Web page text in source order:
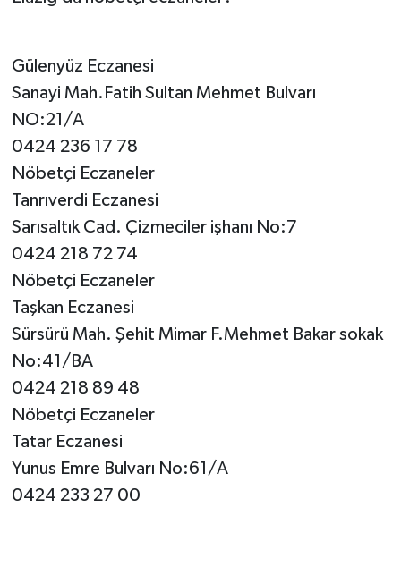
Gülenyüz Eczanesi
Sanayi Mah.Fatih Sultan Mehmet Bulvarı
NO:21/A
0424 236 17 78
Nöbetçi Eczaneler
Tanrıverdi Eczanesi
Sarısaltık Cad. Çizmeciler işhanı No:7
0424 218 72 74
Nöbetçi Eczaneler
Taşkan Eczanesi
Sürsürü Mah. Şehit Mimar F.Mehmet Bakar sokak
No:41/BA
0424 218 89 48
Nöbetçi Eczaneler
Tatar Eczanesi
Yunus Emre Bulvarı No:61/A
0424 233 27 00
TEKNOLOJİ
YAŞAM